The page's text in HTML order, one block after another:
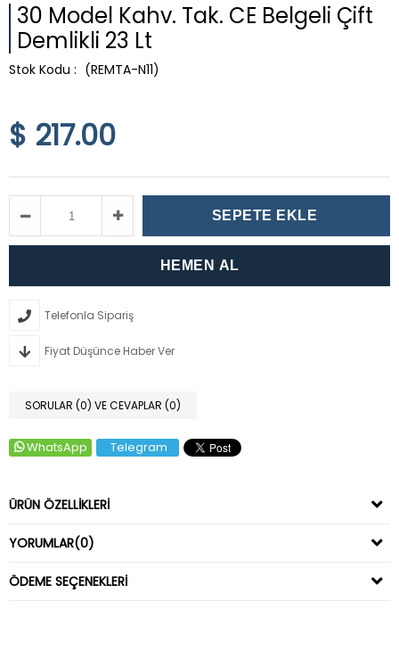
30 Model Kahv. Tak. CE Belgeli Çift
Demlikli 23 Lt
(REMTA-N11)
$ 217.00
Telefonla Sipariş
Fiyat Düşünce Haber Ver
SORULAR (0) VE CEVAPLAR (0)
WhatsApp Telegram
ÜRÜN ÖZELLIKLERI
YORUMLAR(0)
ÖDEME SEÇENEKLERI